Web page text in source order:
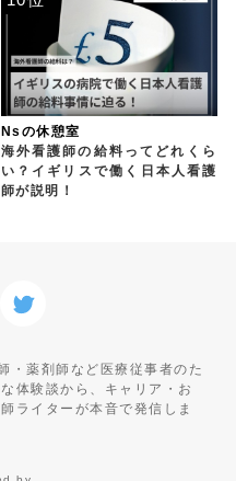
Nsの休憩室
海外看護師の給料ってどれくら
い？イギリスで働く日本人看護
師が説明！
薬剤師など医療従事者のた
体験談から、キャリア・お
ライターが本音で発信しま